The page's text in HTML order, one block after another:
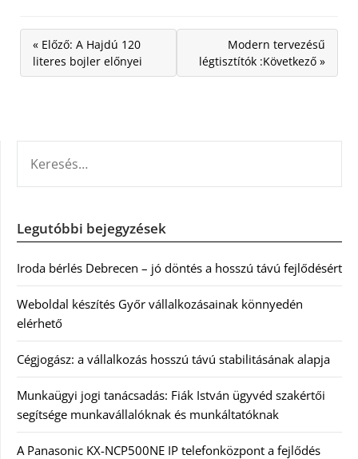
« Előző: A Hajdú 120
literes bojler előnyei
Modern tervezésű
légtisztítók :Következő »
Legutóbbi bejegyzések
Iroda bérlés Debrecen – jó döntés a hosszú távú fejlődésért
Weboldal készítés Győr vállalkozásainak könnyedén
elérhető
Cégjogász: a vállalkozás hosszú távú stabilitásának alapja
Munkaügyi jogi tanácsadás: Fiák István ügyvéd szakértői
segítsége munkavállalóknak és munkáltatóknak
A Panasonic KX-NCP500NE IP telefonközpont a fejlődés